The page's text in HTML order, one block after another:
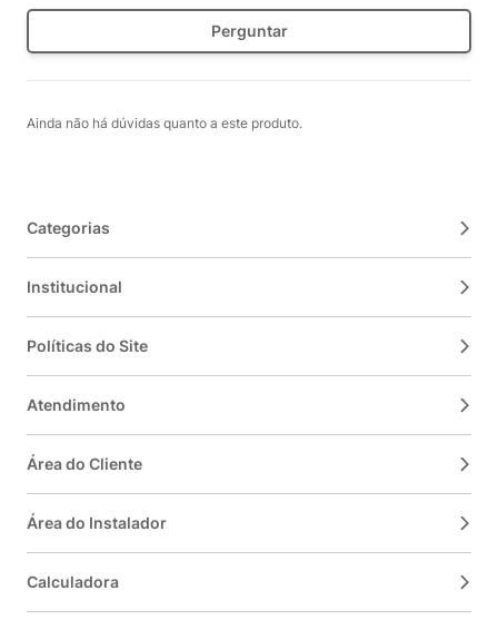
Perguntar
Ainda não há dúvidas quanto a este produto.
Categorias
Institucional
Políticas do Site
Atendimento
Área do Cliente
Área do Instalador
Calculadora